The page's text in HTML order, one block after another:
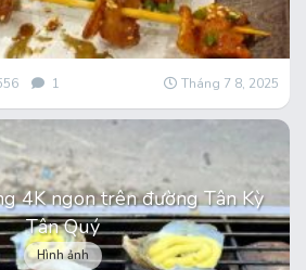
1 Tháng 7 8, 2025
4K ngon trên đường Tân Kỳ
Tân Quý
Hình ảnh